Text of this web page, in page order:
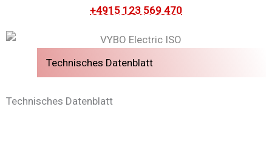
+4915 123 569 470
Technisches Datenblatt
Technisches Datenblatt